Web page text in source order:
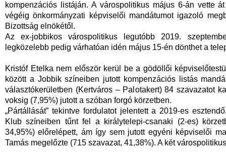
kompenzációs listáján. A várospolitikus május 6-án vette
végéig önkormányzati képviselői mandátumot igazoló
Bizottság elnökétől.
Az ex-jobbikos várospolitikus legutóbb 2019.
legközelebb pedig várhatóan idén május 15-én dönthet a
Kristóf Etelka nem először kerül be a gödöllői
között a Jobbik színeiben jutott kompenzációs listás
választókerületben (Kertváros – Palotakert) 84 szavazatot
voksig (7,95%) jutott a szóban forgó körzetben.
„Pártállását” tekintve fordulatot jelentett a 2019-es
Klub színeiben tűnt fel a királytelepi-csanaki (2-es)
34,95%) előrelépett, ám így sem jutott egyéni képviselői
Tamás megelőzte (715 szavazat, 41,38%). A két